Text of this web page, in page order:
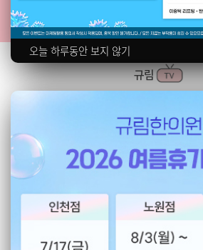
규림
오늘 하루동안 보지 않기